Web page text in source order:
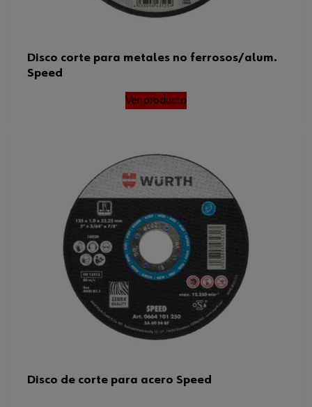
Disco corte para metales no ferrosos/alum.
Speed
Ver producto
Disco de corte para acero Speed